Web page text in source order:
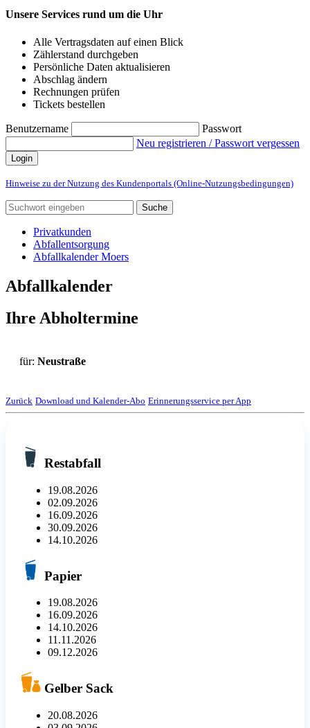
Unsere Services rund um die Uhr
Alle Vertragsdaten auf einen Blick
Zählerstand durchgeben
Persönliche Daten aktualisieren
Abschlag ändern
Rechnungen prüfen
Tickets bestellen
Benutzername
Passwort
Neu registrieren / Passwort vergessen
Login
Hinweise zu der Nutzung des Kundenportals (Online-Nutzungsbedingungen)
Suche
Privatkunden
Abfallentsorgung
Abfallkalender Moers
Abfallkalender
Ihre Abholtermine
für: Neustraße
Zurück Download und Kalender-Abo Erinnerungsservice per App
Restabfall
19.08.2026
02.09.2026
16.09.2026
30.09.2026
14.10.2026
Papier
19.08.2026
16.09.2026
14.10.2026
11.11.2026
09.12.2026
Gelber Sack
20.08.2026